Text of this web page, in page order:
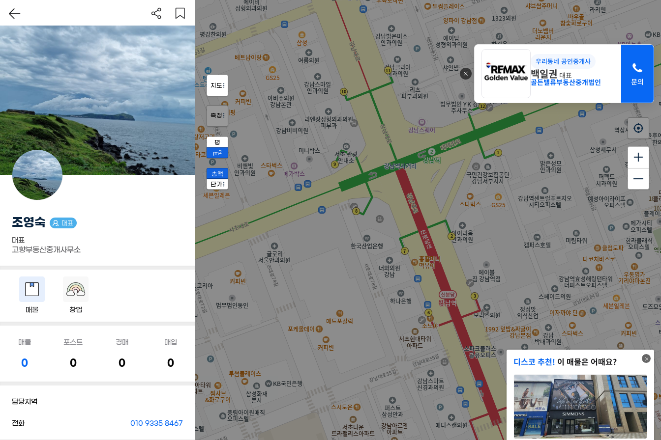
디스코 추천! 이 매물은 어때요?
우리동네 공인중개사
백일권 대표
골든밸류부동산중개법인
지도
측정
평
m2
총액
단가
조영숙 대표
대표
고향부동산중개사무소
매물 창업
매물
0
포스트
0
경매
0
매입
0
담당지역
전화 010 9335 8467